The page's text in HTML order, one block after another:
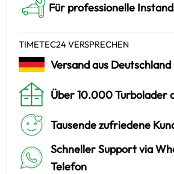
Für professionelle
TIMETEC24 VERSPRECHEN
Versand aus Deutschland
Über 10.000 Turbolader
Tausende zufriedene
Schneller Support via
Telefon